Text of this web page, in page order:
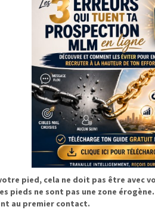
pied, cela ne doit pas être avec
pieds ne sont pas une zone
au premier contact.